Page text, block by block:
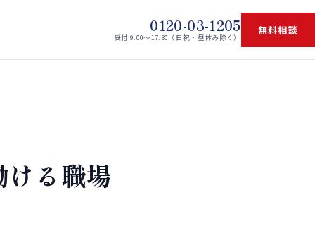
0120-03-1205
受付 9:00〜17:30（日祝・昼休み除く）
無料相談
る職場